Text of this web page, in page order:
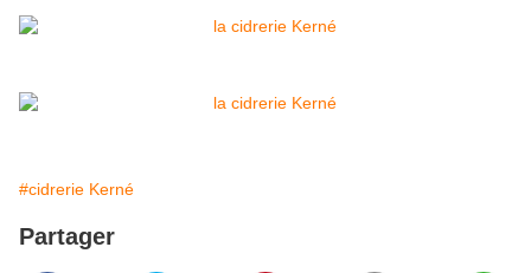
#cidrerie Kerné
Partager